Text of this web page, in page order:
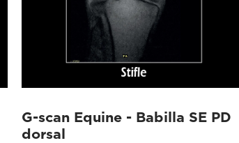
G-scan Equine - Babilla SE PD
dorsal